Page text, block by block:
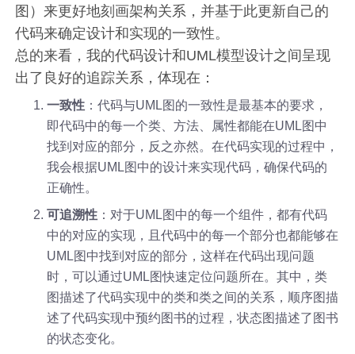
图）来更好地刻画架构关系，并基于此更新自己的
代码来确定设计和实现的一致性。
总的来看，我的代码设计和UML模型设计之间呈现
出了良好的追踪关系，体现在：
一致性 ：代码与UML图的一致性是最基本的要求，
即代码中的每一个类、方法、属性都能在UML图中
找到对应的部分，反之亦然。在代码实现的过程中，
我会根据UML图中的设计来实现代码，确保代码的
正确性。
可追溯性 ：对于UML图中的每一个组件，都有代码
中的对应的实现，且代码中的每一个部分也都能够在
UML图中找到对应的部分，这样在代码出现问题
时，可以通过UML图快速定位问题所在。其中，类
图描述了代码实现中的类和类之间的关系，顺序图描
述了代码实现中预约图书的过程，状态图描述了图书
的状态变化。